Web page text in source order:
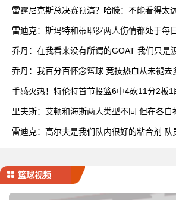
雷霆尼克斯总决赛预演？哈滕：不能看得太
雷迪克：斯玛特和蒂耶罗两人伤情都处于每
乔丹：在我看来没有所谓的GOAT 我们只是
乔丹：我百分百怀念篮球 竞技热血从未褪去
手感火热！特伦特首节投篮6中4砍11分2板
里夫斯：艾顿和海斯两人类型不同 但在各自
雷迪克：高尔夫是我们队内很好的粘合剂 队
篮球视频